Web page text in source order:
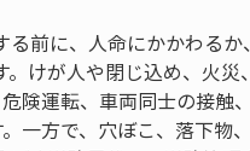
前に、人命にかかわる
けが人や閉じ込め、火
険運転、車両同士の接触
一方で、穴ぼこ、落下物